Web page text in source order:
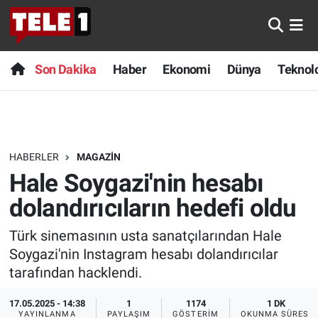
Son Dakika Haber Ekonomi Dünya
HABERLER MAGAZIN
Hale Soygazi'nin hesabı
dolandırıcıların hedefi oldu
Türk sinemasının usta sanatçılarından Hale
Soygazi'nin Instagram hesabı dolandırıcılar
tarafından hacklendi.
17.05.2025 - 14:38
YAYINLANMA
1
PAYLAŞIM
1174
GÖSTERIM
1 DK
OKUNMA SÜRESI
Anında Manşet
Başka Sohbetler
Bilim turu
Bilim ve Teknoloji Evreni
Doğa Konuşuyor
Dünya
Ege Saati
Son Dakika
Haber
Dünya
Teknoloji
Sağlık
Spor
Yayın Akışı
Nöbetçi Eczaneler
Hava Durumu
Trafik Durumu
Süper Lig Puan Durumu ve Fikstür
Tüm Manşetler
Son Dakika Haberleri
Haber Arşivi